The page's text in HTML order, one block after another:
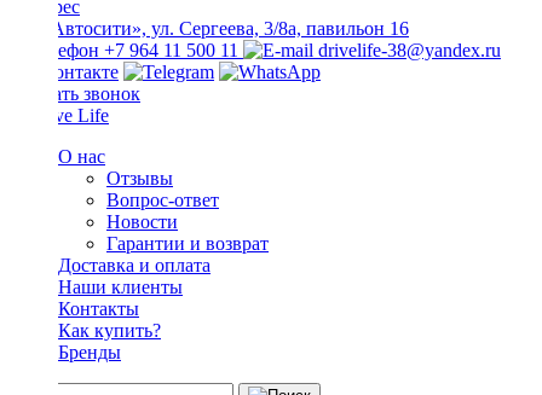
ТЦ «Автосити», ул. Сергеева, 3/8а, павильон 16
+7 964 11 500 11
drivelife-38@yandex.ru
Заказать звонок
О нас
Отзывы
Вопрос-ответ
Новости
Гарантии и возврат
Доставка и оплата
Наши клиенты
Контакты
Как купить?
Бренды